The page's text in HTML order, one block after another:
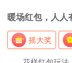
暖场红包，人人
摇大奖